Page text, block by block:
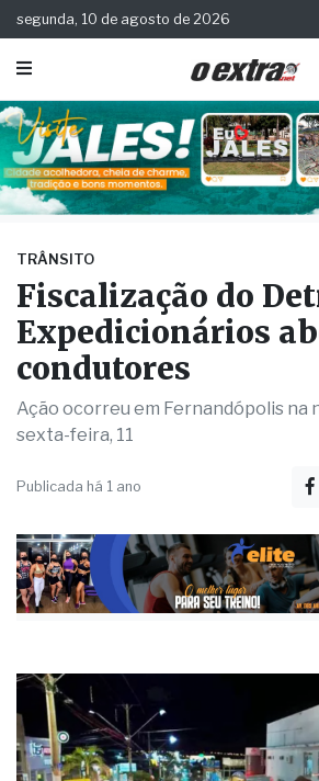
segunda, 10 de agosto de 2026
TRÂNSITO
Fiscalização do
Expedicionários
condutores
Ação ocorreu em Fernandópolis na